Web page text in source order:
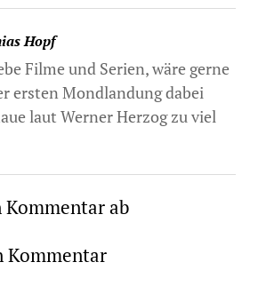
Hopf
Filme und Serien, wäre gerne
ersten Mondlandung dabei
laut Werner Herzog zu viel
Kommentar ab
Kommentar